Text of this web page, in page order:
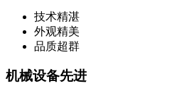
技术精湛
外观精美
品质超群
机械设备先进